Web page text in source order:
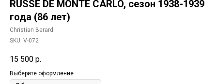
RUSSE DE MONTE CARLO, сезон 1938-1939
года (86 лет)
Christian Berard
SKU: V-072
15 500 р.
Выберите оформление